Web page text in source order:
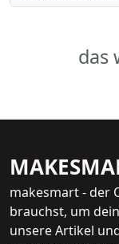
das
makesmart - der
brauchst, um
unsere Artikel